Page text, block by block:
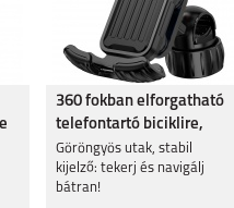
GALAXY
SAMSUNG GALAXY Z
FLIP6
360 fokban elforgatható
telefontartó biciklire,
Fekete
Göröngyös utak, stabil
kijelző: tekerj és navigálj
bátran!